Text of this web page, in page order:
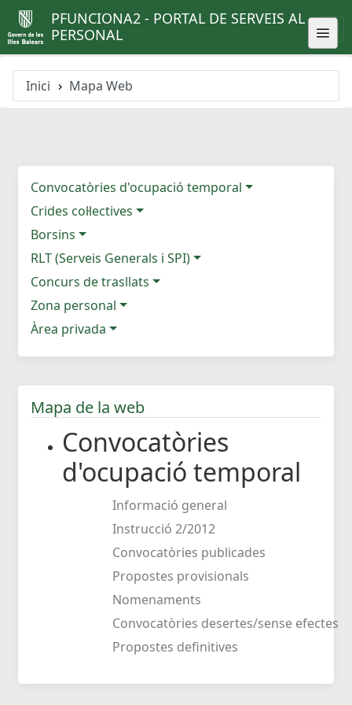
PFUNCIONA2 - PORTAL DE SERVEIS AL
PERSONAL
Inici Mapa Web
Convocatòries d'ocupació temporal
Crides col·lectives
Borsins
RLT (Serveis Generals i SPI)
Concurs de trasllats
Zona personal
Àrea privada
Mapa de la web
Convocatòries
d'ocupació temporal
Informació general
Instrucció 2/2012
Convocatòries publicades
Propostes provisionals
Nomenaments
Convocatòries desertes/sense efectes
Propostes definitives